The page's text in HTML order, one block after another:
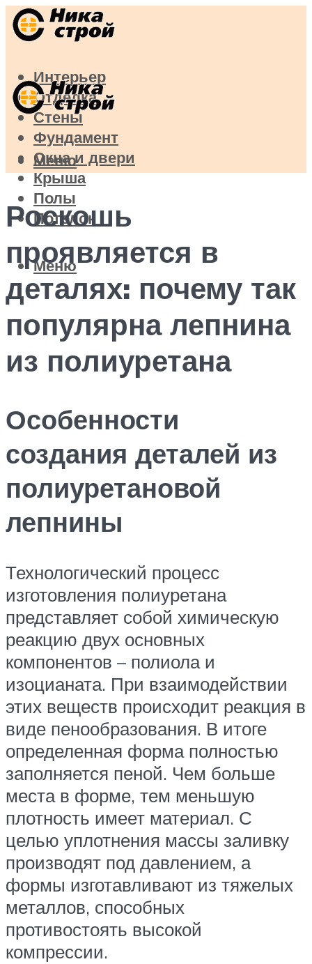
Интерьер
Отделка
Стены
Фундамент
Окна и двери
Крыша
Полы
Потолок
Меню
Меню
Роскошь
проявляется в
деталях: почему так
популярна лепнина
из полиуретана
Особенности
создания деталей из
полиуретановой
лепнины
Технологический процесс
изготовления полиуретана
представляет собой химическую
реакцию двух основных
компонентов – полиола и
изоцианата. При взаимодействии
этих веществ происходит реакция в
виде пенообразования. В итоге
определенная форма полностью
заполняется пеной. Чем больше
места в форме, тем меньшую
плотность имеет материал. С
целью уплотнения массы заливку
производят под давлением, а
формы изготавливают из тяжелых
металлов, способных
противостоять высокой
компрессии.